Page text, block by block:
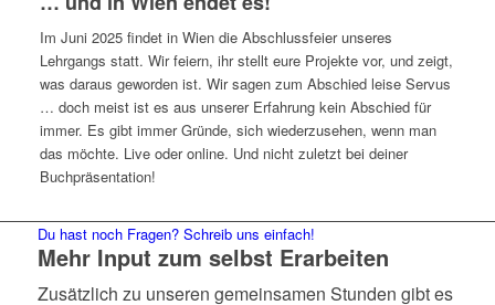
Im Juni 2025 findet in Wien die Abschlussfeier unseres
Lehrgangs statt. Wir feiern, ihr stellt eure Projekte vor, und zeigt,
was daraus geworden ist. Wir sagen zum Abschied leise Servus
… doch meist ist es aus unserer Erfahrung kein Abschied für
immer. Es gibt immer Gründe, sich wiederzusehen, wenn man
das möchte. Live oder online. Und nicht zuletzt bei deiner
Buchpräsentation!
Du hast noch Fragen? Schreib uns einfach!
Mehr Input zum selbst Erarbeiten
Zusätzlich zu unseren gemeinsamen Stunden gibt es